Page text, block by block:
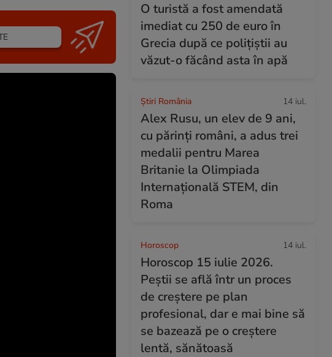
O turistă a fost amendată
imediat cu 250 de euro în
Grecia după ce polițiștii au
văzut-o făcând asta în apă
Știri România 14 iul.
Alex Rusu, un elev de 9 ani,
cu părinți români, a adus trei
medalii pentru Marea
Britanie la Olimpiada
Internațională STEM, din
Roma
Horoscop 14 iul.
Horoscop 15 iulie 2026.
Peștii se află într un proces
de creștere pe plan
profesional, dar e mai bine să
se bazează pe o creștere
lentă, sănătoasă